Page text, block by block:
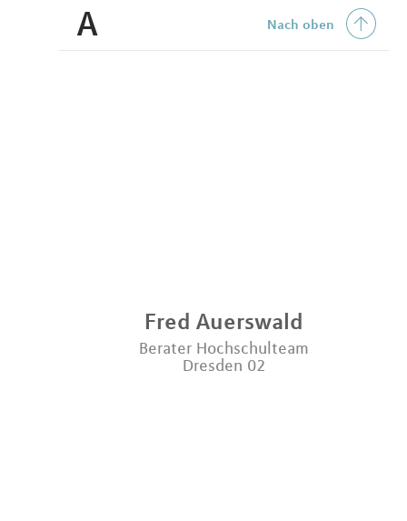
A
Fred Auerswald
Berater Hochschulteam
Dresden 02
Nach oben